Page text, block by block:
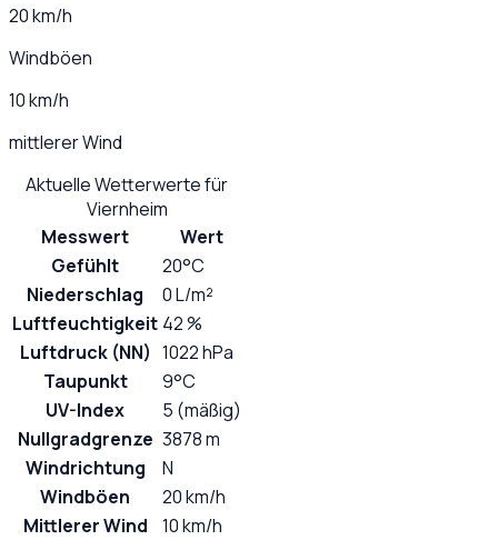
20 km/h
Windböen
10 km/h
mittlerer Wind
Aktuelle Wetterwerte für
Viernheim
Messwert
Wert
Gefühlt
20°C
Niederschlag
0 L/m²
Luftfeuchtigkeit 42 %
Luftdruck (NN) 1022 hPa
Taupunkt
9°C
UV-Index
5 (mäßig)
Nullgradgrenze 3878 m
Windrichtung
N
Windböen
20 km/h
Mittlerer Wind
10 km/h